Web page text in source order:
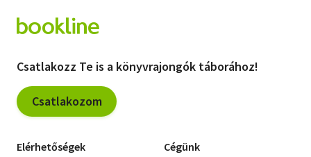
Csatlakozz Te is a könyvrajongók táborához!
Csatlakozom
Elérhetőségek Cégünk